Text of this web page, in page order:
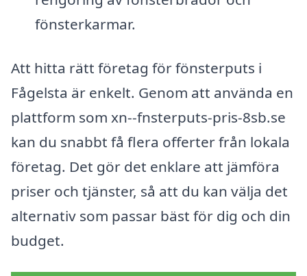
fönsterkarmar.
Att hitta rätt företag för fönsterputs i
Fågelsta är enkelt. Genom att använda en
plattform som xn--fnsterputs-pris-8sb.se
kan du snabbt få flera offerter från lokala
företag. Det gör det enklare att jämföra
priser och tjänster, så att du kan välja det
alternativ som passar bäst för dig och din
budget.